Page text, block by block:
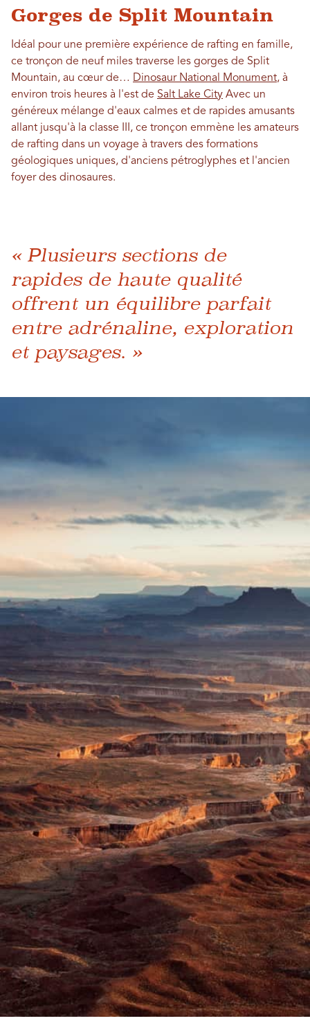
Gorges de Split Mountain
Idéal pour une première expérience de rafting en famille,
ce tronçon de neuf miles traverse les gorges de Split
Mountain, au cœur de… Dinosaur National Monument, à
environ trois heures à l'est de Salt Lake City Avec un
généreux mélange d'eaux calmes et de rapides amusants
allant jusqu'à la classe III, ce tronçon emmène les amateurs
de rafting dans un voyage à travers des formations
géologiques uniques, d'anciens pétroglyphes et l'ancien
foyer des dinosaures.
« Plusieurs sections de
rapides de haute qualité
offrent un équilibre parfait
entre adrénaline, exploration
et paysages. »